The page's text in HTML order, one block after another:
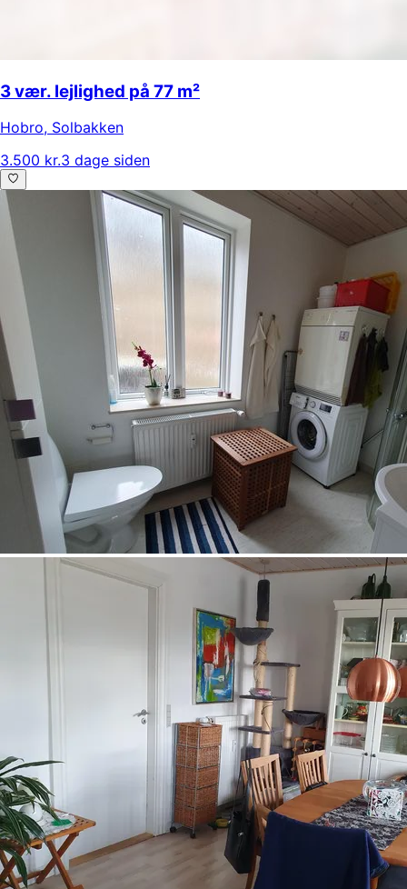
3 vær. lejlighed på 77 m²
Hobro, Solbakken
3.500 kr.3 dage siden